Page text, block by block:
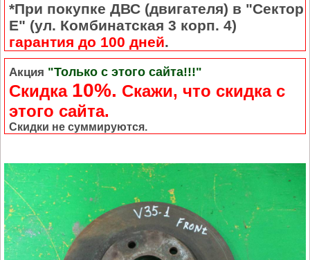
*При покупке ДВС (двигателя) в "Сектор
Е" (ул. Комбинатская 3 корп. 4)
гарантия до 100 дней.
Акция "Только с этого сайта!!!"
Скидка 10%. Cкажи, что скидка с
этого сайта.
Скидки не суммируются.